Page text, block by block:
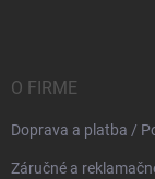
O FIRME
Doprava a platba /
Záručné a